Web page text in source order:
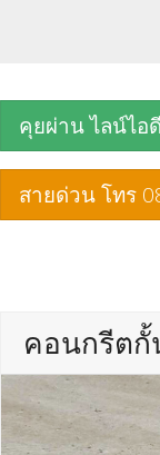
คุยผ่าน ไลน์ไอ
สายด่วน โทร
คอนกรีตกั้